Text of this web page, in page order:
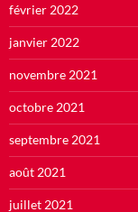
février 2022
janvier 2022
novembre 2021
octobre 2021
septembre 2021
août 2021
juillet 2021